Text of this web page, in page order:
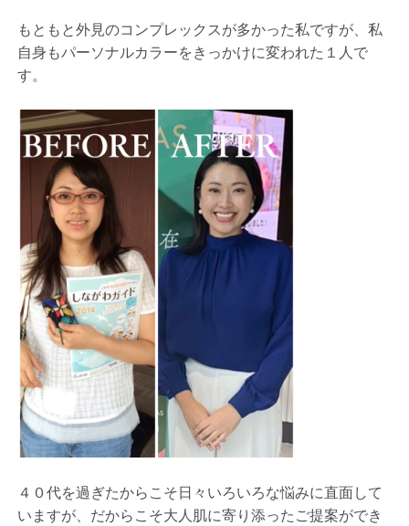
もともと外見のコンプレックスが多かった私ですが、私
自身もパーソナルカラーをきっかけに変われた１人で
す。
４０代を過ぎたからこそ日々いろいろな悩みに直面して
いますが、だからこそ大人肌に寄り添ったご提案ができ